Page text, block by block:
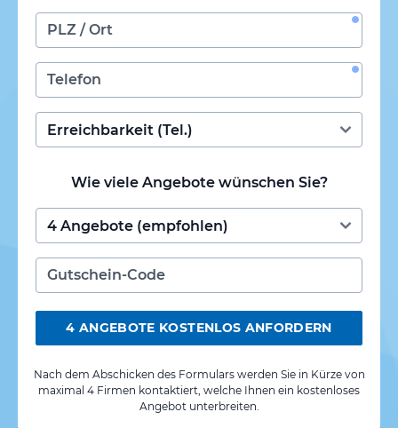
Wie viele Angebote wünschen Sie?
4 ANGEBOTE KOSTENLOS ANFORDERN
Nach dem Abschicken des Formulars werden Sie in Kürze von
maximal 4 Firmen kontaktiert, welche Ihnen ein kostenloses
Angebot unterbreiten.